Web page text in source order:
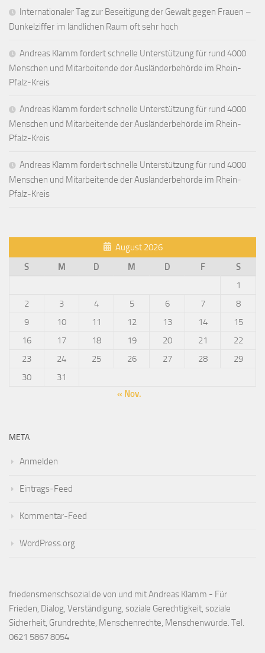
Internationaler Tag zur Beseitigung der Gewalt gegen Frauen –
Dunkelziffer im ländlichen Raum oft sehr hoch
Andreas Klamm fordert schnelle Unterstützung für rund 4000
Menschen und Mitarbeitende der Ausländerbehörde im Rhein-
Pfalz-Kreis
Andreas Klamm fordert schnelle Unterstützung für rund 4000
Menschen und Mitarbeitende der Ausländerbehörde im Rhein-
Pfalz-Kreis
Andreas Klamm fordert schnelle Unterstützung für rund 4000
Menschen und Mitarbeitende der Ausländerbehörde im Rhein-
Pfalz-Kreis
August 2026
S
M D M D F
S
1
2
3 4 5 6 7
8
9
10 11 12 13 14
15
16
17 18 19 20 21
22
23
24 25 26 27 28
29
30
31
« Nov.
META
Anmelden
Eintrags-Feed
Kommentar-Feed
WordPress.org
friedensmenschsozial.de von und mit Andreas Klamm - Für
Frieden, Dialog, Verständigung, soziale Gerechtigkeit, soziale
Sicherheit, Grundrechte, Menschenrechte, Menschenwürde. Tel.
0621 5867 8054